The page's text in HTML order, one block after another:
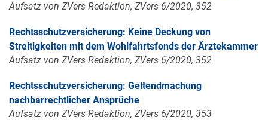
Aufsatz von ZVers Redaktion, ZVers 6/2020, 352
Rechtsschutzversicherung: Keine Deckung von
Streitigkeiten mit dem Wohlfahrtsfonds der Ärztekammer
Aufsatz von ZVers Redaktion, ZVers 6/2020, 352
Rechtsschutzversicherung: Geltendmachung
nachbarrechtlicher Ansprüche
Aufsatz von ZVers Redaktion, ZVers 6/2020, 353